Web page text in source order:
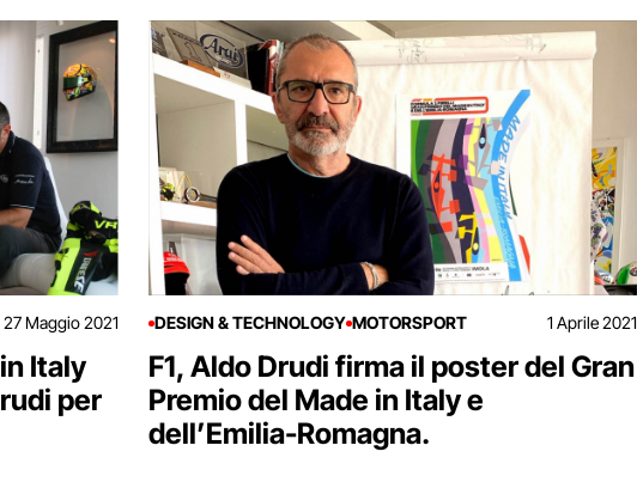
27 Maggio 2021
Italy
per
DESIGN & TECHNOLOGY MOTORSPORT 1 Aprile 2021
F1, Aldo Drudi firma il poster del Gran
Premio del Made in Italy e
dell’Emilia-Romagna.